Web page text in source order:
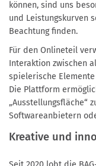
können, sind uns
und Leistungskurven
Beachtung finden.
Für den Onlineteil
Interaktion zwischen
spielerische
Die Plattform
„Ausstellungsfläche“
Softwareanbietern
Kreative und